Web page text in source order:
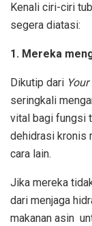
Kenali ciri-ciri
segera diatasi:
1. Mereka
Dikutip dari
seringkali
vital bagi fungsi
dehidrasi kronis
cara lain.
Jika mereka
dari menjaga
makanan asin